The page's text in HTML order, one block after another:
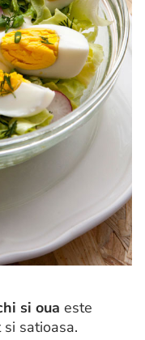
si oua este
satioasa.